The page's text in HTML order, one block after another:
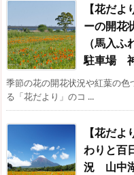
【花だ
ーの開花
（馬入
駐車場
季節の花の開花状況や紅葉の
る「花だより」のコ ...
【花だ
わりと百
況 山中